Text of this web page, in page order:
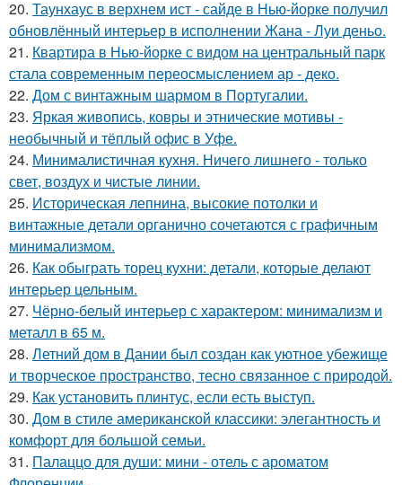
20. Таунхаус в верхнем ист - сайде в Нью-йорке получил
обновлённый интерьер в исполнении Жана - Луи деньо.
21. Квартира в Нью-йорке с видом на центральный парк
стала современным переосмыслением ар - деко.
22. Дом с винтажным шармом в Португалии.
23. Яркая живопись, ковры и этнические мотивы -
необычный и тёплый офис в Уфе.
24. Минималистичная кухня. Ничего лишнего - только
свет, воздух и чистые линии.
25. Историческая лепнина, высокие потолки и
винтажные детали органично сочетаются с графичным
минимализмом.
26. Как обыграть торец кухни: детали, которые делают
интерьер цельным.
27. Чёрно-белый интерьер с характером: минимализм и
металл в 65 м.
28. Летний дом в Дании был создан как уютное убежище
и творческое пространство, тесно связанное с природой.
29. Как установить плинтус, если есть выступ.
30. Дом в стиле американской классики: элегантность и
комфорт для большой семьи.
31. Палаццо для души: мини - отель с ароматом